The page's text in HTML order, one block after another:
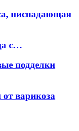
ниспадающая
с…
подделки
от варикоза